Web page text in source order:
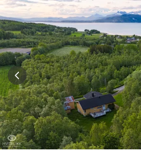
Gå til annonsen
Bildegalleri